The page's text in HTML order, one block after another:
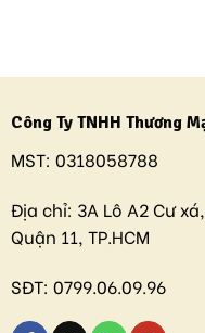
Công Ty TNHH Thương
MST: 0318058788
Địa chỉ: 3A Lô A2 Cư
Quận 11, TP.HCM
SĐT: 0799.06.09.96